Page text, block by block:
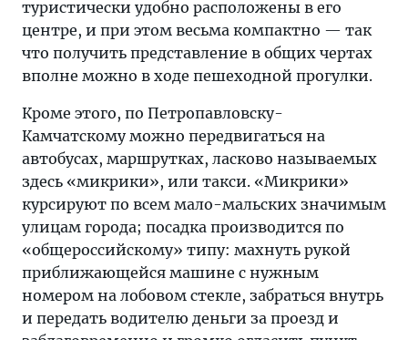
туристически удобно расположены в его
центре, и при этом весьма компактно — так
что получить представление в общих чертах
вполне можно в ходе пешеходной прогулки.
Кроме этого, по Петропавловску-
Камчатскому можно передвигаться на
автобусах, маршрутках, ласково называемых
здесь «микрики», или такси. «Микрики»
курсируют по всем мало-мальских значимым
улицам города; посадка производится по
«общероссийскому» типу: махнуть рукой
приближающейся машине с нужным
номером на лобовом стекле, забраться внутрь
и передать водителю деньги за проезд и